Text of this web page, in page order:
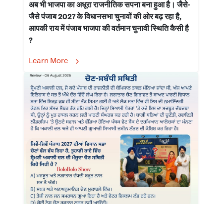
अब भी भाजपा का अधूरा राजनीतिक सपना बना हुआ है। जैसे-
जैसे पंजाब 2027 के विधानसभा चुनावों की ओर बढ़ रहा है,
आपकी राय में पंजाब भाजपा की वर्तमान चुनावी स्थिति कैसी है
?
Learn More